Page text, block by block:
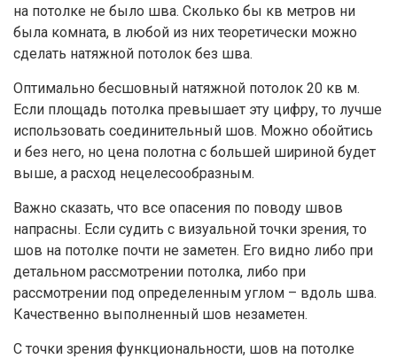
на потолке не было шва. Сколько бы кв метров ни
была комната, в любой из них теоретически можно
сделать натяжной потолок без шва.
Оптимально бесшовный натяжной потолок 20 кв м.
Если площадь потолка превышает эту цифру, то лучше
использовать соединительный шов. Можно обойтись
и без него, но цена полотна с большей шириной будет
выше, а расход нецелесообразным.
Важно сказать, что все опасения по поводу швов
напрасны. Если судить с визуальной точки зрения, то
шов на потолке почти не заметен. Его видно либо при
детальном рассмотрении потолка, либо при
рассмотрении под определенным углом – вдоль шва.
Качественно выполненный шов незаметен.
С точки зрения функциональности, шов на потолке